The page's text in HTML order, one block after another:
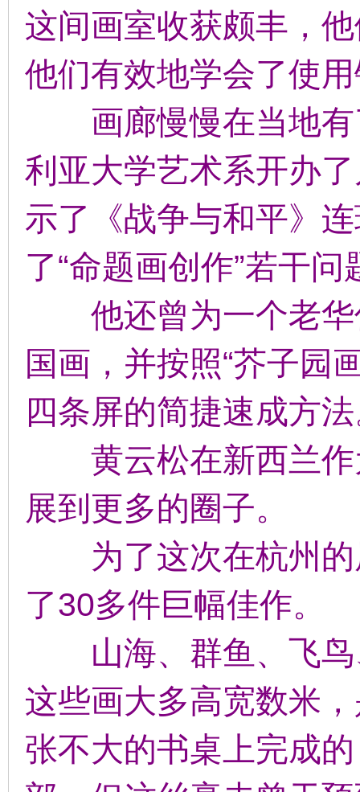
这间画室收获颇丰，
他们有效地学会了使
画廊慢慢在当地有
利亚大学艺术系开办
示了《战争与和平》
了“命题画创作”若干问
他还曾为一个老华
国画，并按照“芥子园
四条屏的简捷速成方
黄云松在新西兰作
展到更多的圈子。
为了这次在杭州的
了30多件巨幅佳作。
山海、群鱼、飞鸟
这些画大多高宽数米
张不大的书桌上完成